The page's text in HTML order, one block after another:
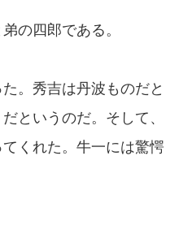
の四郎である。
。秀吉は丹波ものだと
というのだ。そして、
くれた。牛一には驚愕